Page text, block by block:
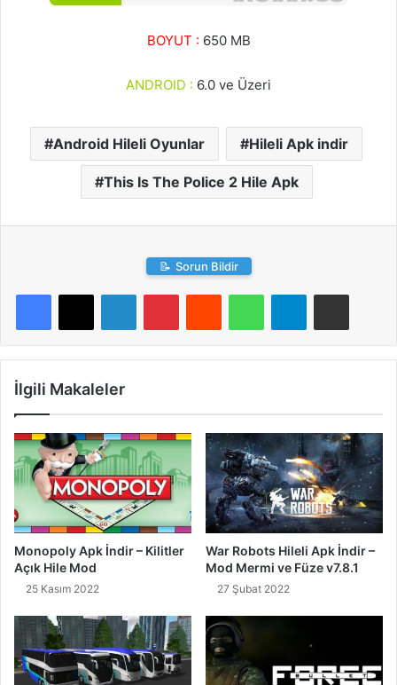
BOYUT : 650 MB
ANDROID : 6.0 ve Üzeri
Android Hileli Oyunlar Hileli Apk indir
This Is The Police 2 Hile Apk
📝 Sorun Bildir
LinkedInPinterestReddit WhatsAppTelegramE-Posta ile paylaş
İlgili Makaleler
Monopoly Apk İndir – Kilitler
Açık Hile Mod
25 Kasım 2022
War Robots Hileli Apk İndir –
Mod Mermi ve Füze v7.8.1
27 Şubat 2022